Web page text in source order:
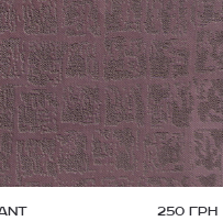
250 грн